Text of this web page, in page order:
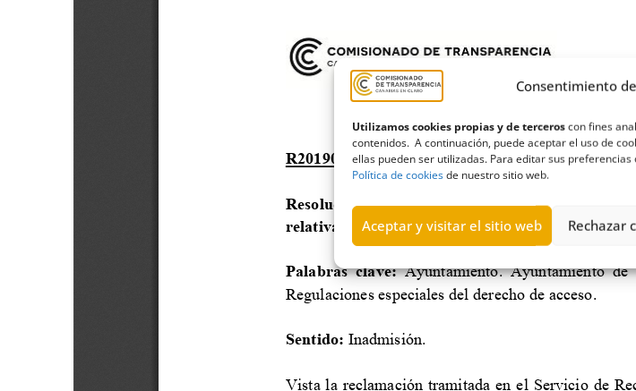
Consentimiento
Utilizamos cookies propias y de terceroscon fines
contenidos. A continuación, puede aceptar el uso de
ellas pueden ser utilizadas. Para editar sus
Política de cookiesde nuestro sitio web.
Aceptar y visitar el sitio web Rechazar